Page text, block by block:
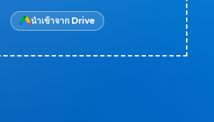
นำเข้าจาก Drive